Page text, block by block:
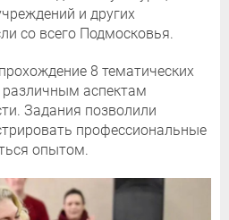
и других
со всего Подмосковья.
8 тематических
аспектам
Задания позволили
профессиональные
опытом.